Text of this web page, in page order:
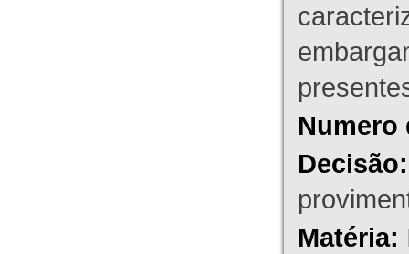
Numero
Decisão:
Matéria: